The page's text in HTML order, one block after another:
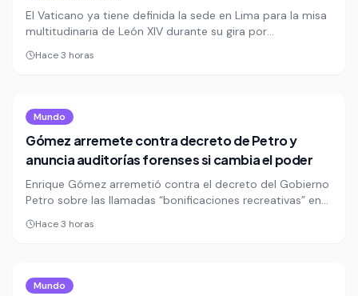
El Vaticano ya tiene definida la sede en Lima para la misa
multitudinaria de León XIV durante su gira por
Sudamérica. La elección de Surco confirma que Perú será
uno de los puntos más visibles del recorrido papal y
Hace 3 horas
Mundo
Gómez arremete contra decreto de Petro y
anuncia auditorías forenses si cambia el poder
Enrique Gómez arremetió contra el decreto del Gobierno
Petro sobre las llamadas “bonificaciones recreativas” en
la Procuraduría y lo vinculó con un supuesto reparto de
favores. Además, anticipó que, si llega un Gobierno De la
Hace 3 horas
Mundo